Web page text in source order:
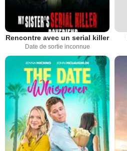
Rencontre avec un serial killer
Date de sortie inconnue